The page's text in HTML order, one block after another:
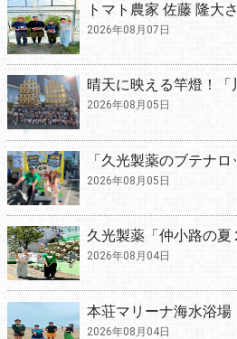
トマト農家 佐藤 隆大
2026年08月07日
晴天に映える竿燈！「
2026年08月05日
「久光製薬のブテナロ
2026年08月05日
久光製薬「仲小路の
2026年08月04日
本荘マリーナ海水浴場
2026年08月04日